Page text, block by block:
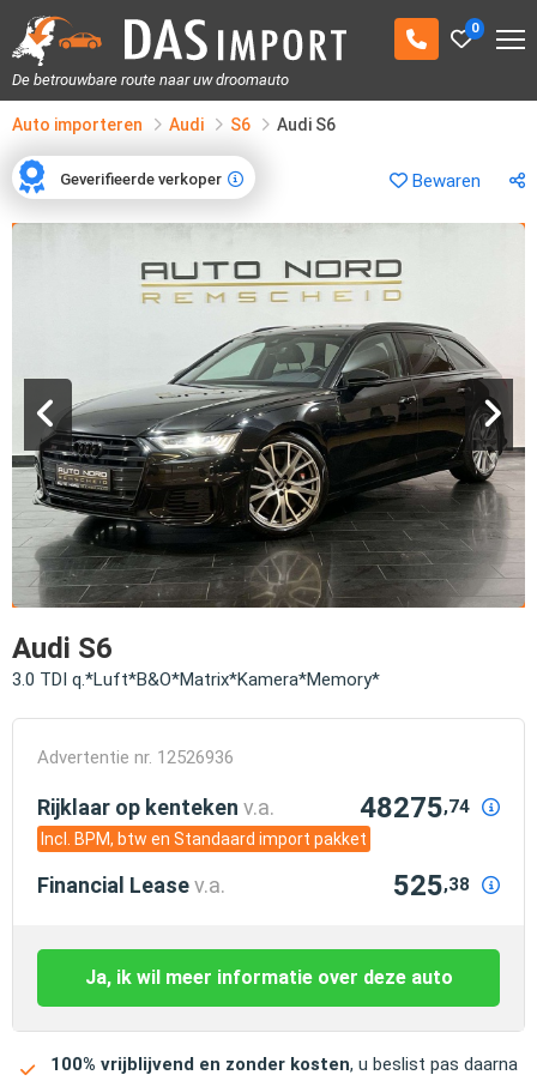
0
De betrouwbare route naar uw droomauto
Auto importeren Audi S6 Audi S6
Bewaren
Geverifieerde verkoper
Geverifieerde verkoper
Audi S6
3.0 TDI q.*Luft*B&O*Matrix*Kamera*Memory*
Advertentie nr. 12526936
Rijklaar op kenteken v.a. 48275,74
Incl. BPM, btw en Standaard import pakket
Financial Leasev.a. 525,38
Ja, ik wil meer informatie over deze auto
100% vrijblijvend en zonder kosten, u beslist pas daarna